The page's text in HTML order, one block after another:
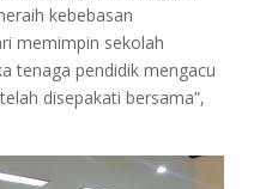
kebebasan
memimpin sekolah
tenaga pendidik mengacu
disepakati bersama”,